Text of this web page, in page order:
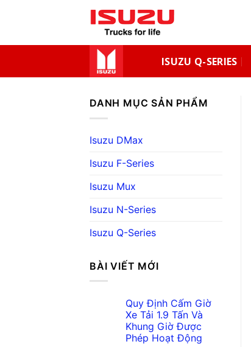
ISUZU Q-SERIES
DANH MỤC SẢN PHẨM
Isuzu DMax
Isuzu F-Series
Isuzu Mux
Isuzu N-Series
Isuzu Q-Series
BÀI VIẾT MỚI
Quy Định Cấm Giờ
Xe Tải 1.9 Tấn Và
Khung Giờ Được
Phép Hoạt Động